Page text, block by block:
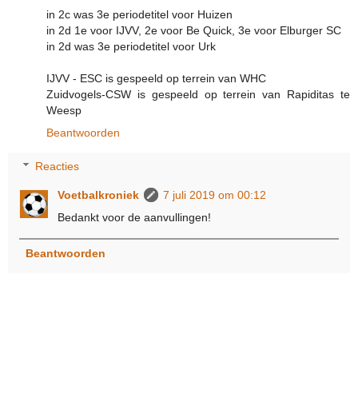
in 2c was 3e periodetitel voor Huizen
in 2d 1e voor IJVV, 2e voor Be Quick, 3e voor Elburger SC
in 2d was 3e periodetitel voor Urk
IJVV - ESC is gespeeld op terrein van WHC
Zuidvogels-CSW is gespeeld op terrein van Rapiditas te
Weesp
Beantwoorden
Reacties
Voetbalkroniek
7 juli 2019 om 00:12
Bedankt voor de aanvullingen!
Beantwoorden